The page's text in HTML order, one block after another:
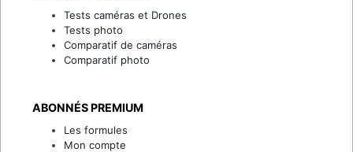
Tests caméras et Drones
Tests photo
Comparatif de caméras
Comparatif photo
ABONNÉS PREMIUM
Les formules
Mon compte